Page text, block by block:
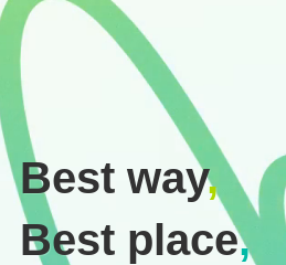
Best way,
Best place,